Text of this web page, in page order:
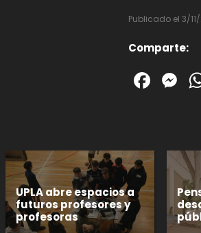
Publicado el 3/11/
Comparte:
UPLA abre espacios a
futuros profesores y
profesoras